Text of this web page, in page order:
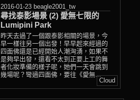
2016-01-23 beagle2001_tw
尋找泰影場景 (2) 愛無七限的
Lumipini Park
昨天去過了一個跟泰影相關的場景，今
早一樣往另一個出發！早早起來經過的
四面佛還是已經開始人潮洶湧，如果不
是夠早出發，還看不太到正要上工的舞
者化妝準備的樣子呢，她們一天會跳到
幾場呢？彎過四面佛，要往《愛無...
Cloud